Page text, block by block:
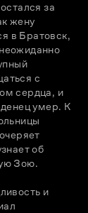
за
жену
в Братовск,
с
сердца, и
умер. К
об
Зою.
и